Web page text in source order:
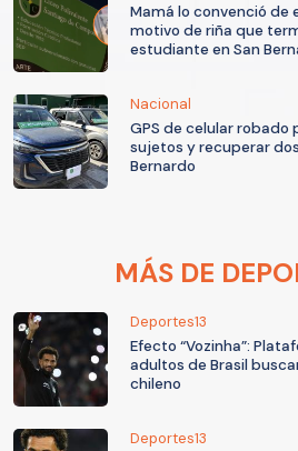
Mamá lo convenció de
motivo de riña que
estudiante en San
Nacional
GPS de celular
sujetos y recuperar
Bernardo
MÁS DE
Deportes13
Efecto “Vozinha”:
adultos de Brasil
chileno
Deportes13